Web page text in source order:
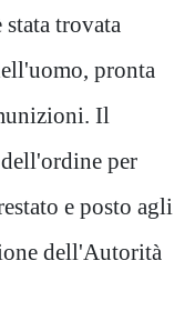
trovata
pronta
Il
per
e posto agli
dell'Autorità